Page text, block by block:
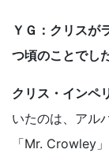
ＹＧ：クリスが
つ頃のことでし
クリス・インペ
いたのは、アル
「Mr. Crowley